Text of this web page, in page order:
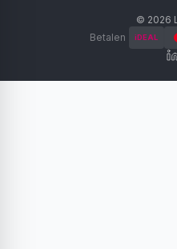
© 2026
Betalen
iDEAL